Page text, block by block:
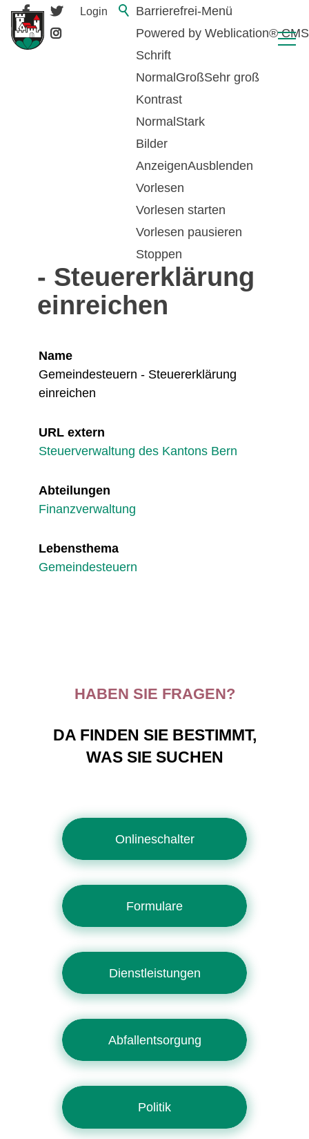
Barrierefrei-Menü
Powered by Weblication® CMS
Schrift
Normal GroßSehr groß
Kontrast
Normal Stark
Bilder
AnzeigenAusblenden
Vorlesen
Vorlesen starten
Vorlesen pausieren
Stoppen
Login
Gemeindesteuern
- Steuererklärung
einreichen
Name
Gemeindesteuern - Steuererklärung
einreichen
URL extern
Steuerverwaltung des Kantons Bern
Abteilungen
Finanzverwaltung
Lebensthema
Gemeindesteuern
HABEN SIE FRAGEN?
DA FINDEN SIE BESTIMMT,
WAS SIE SUCHEN
Onlineschalter
Formulare
Dienstleistungen
Abfallentsorgung
Politik